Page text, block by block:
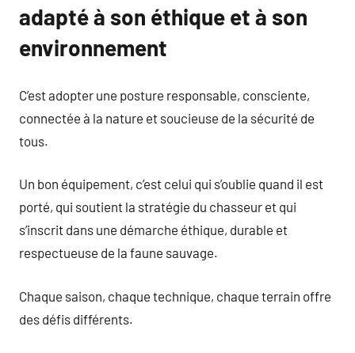
adapté à son éthique et à son
environnement
C’est adopter une posture responsable, consciente,
connectée à la nature et soucieuse de la sécurité de
tous.
Un bon équipement, c’est celui qui s’oublie quand il est
porté, qui soutient la stratégie du chasseur et qui
s’inscrit dans une démarche éthique, durable et
respectueuse de la faune sauvage.
Chaque saison, chaque technique, chaque terrain offre
des défis différents.